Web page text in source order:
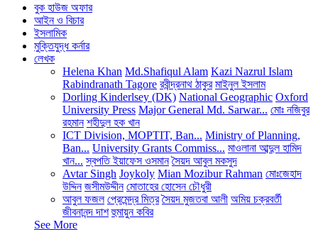
বুক হাউজ অফার
আইন ও বিচার
ইসলামিক
মুক্তিযুদ্ধ কর্নার
লেখক
Helena Khan Md.Shafiqul Alam Kazi Nazrul Islam
Rabindranath Tagore রবীন্দ্রনাথ ঠাকুর মাইনুল ইসলাম
Dorling Kinderlsey (DK) National Geographic Oxford
University Press Major General Md. Sarwar... মোঃ নজিবুর
রহমান শহীদুল হক খান
ICT Division, MOPTIT, Ban... Ministry of Planning,
Ban... University Grants Commiss... মাওলানা আব্দুল হামিদ
খান... স্বপতি ইয়াফেস ওসমান সৈয়দ আবুল মকসুদ
Avtar Singh Joykoly Mian Mozibur Rahman মোঃজেহাদ
উদ্দিন জসীমউদ্দীন মোতাহের হোসেন চৌধুরী
আবুল ফজল প্রেমেন্দ্র মিত্র সৈয়দ মুজতবা আলী অমিয় চক্রবর্তী
জীবনানন্দ দাশ হুমায়ুন কবির
See More